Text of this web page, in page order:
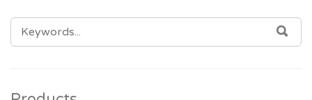
SEARCH FOR: